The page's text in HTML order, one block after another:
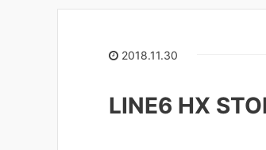
2018.11.30
LINE6 HX